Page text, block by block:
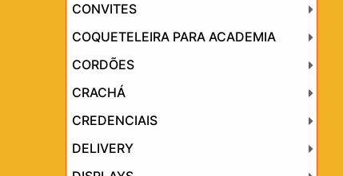
CONVITES
COQUETELEIRA PARA ACADEMIA
CORDÕES
CRACHÁ
CREDENCIAIS
DELIVERY